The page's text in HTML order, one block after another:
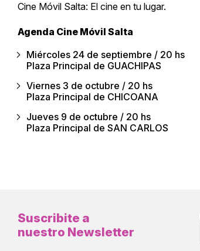
Cine Móvil Salta: El cine en tu lugar.
Agenda Cine Móvil Salta
Miércoles 24 de septiembre / 20 hs
Plaza Principal de GUACHIPAS
Viernes 3 de octubre / 20 hs
Plaza Principal de CHICOANA
Jueves 9 de octubre / 20 hs
Plaza Principal de SAN CARLOS
Suscribite a
nuestro Newsletter